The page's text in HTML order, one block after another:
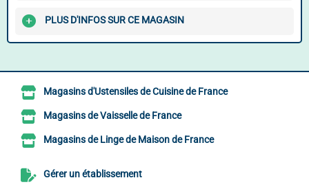
PLUS D'INFOS SUR CE MAGASIN
Magasins d'Ustensiles de Cuisine de France
Magasins de Vaisselle de France
Magasins de Linge de Maison de France
Gérer un établissement